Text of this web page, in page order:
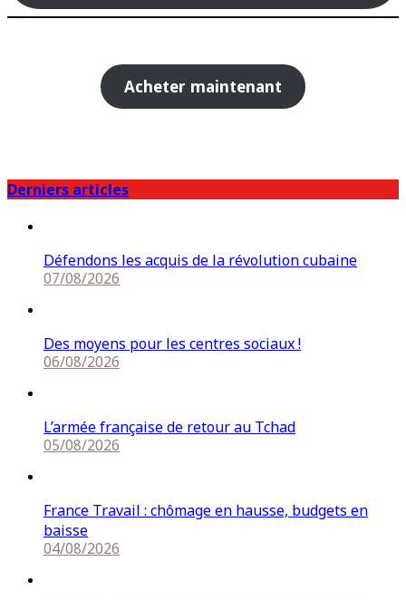
Acheter maintenant
Derniers articles
Défendons les acquis de la révolution cubaine
07/08/2026
Des moyens pour les centres sociaux !
06/08/2026
L’armée française de retour au Tchad
05/08/2026
France Travail : chômage en hausse, budgets en
baisse
04/08/2026